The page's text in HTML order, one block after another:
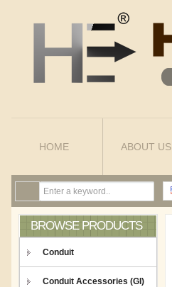
HOME ABOUT US
BROWSE PRODUCTS
Conduit
Conduit Accessories (GI)